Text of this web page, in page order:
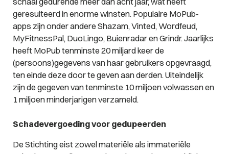
geresulteerd in enorme winsten. Populaire MoPub-
apps zijn onder andere Shazam, Vinted, Wordfeud,
MyFitnessPal, DuoLingo, Buienradar en Grindr. Jaarlijks
heeft MoPub tenminste 20 miljard keer de
(persoons)gegevens van haar gebruikers opgevraagd,
ten einde deze door te geven aan derden. Uiteindelijk
zijn de gegeven van tenminste 10 miljoen volwassen en
1 miljoen minderjarigen verzameld.
Schadevergoeding voor gedupeerden
De Stichting eist zowel materiële als immateriële